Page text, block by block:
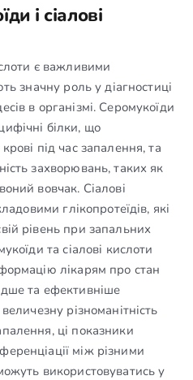
і сіалові
є важливими
значну роль у діагностиці
в організмі. Серомукоїди
білки, що
під час запалення, та
захворювань, таких як
вовчак. Сіалові
глікопротеїдів, які
рівень при запальних
та сіалові кислоти
лікарям про стан
та ефективніше
різноманітність
ці показники
між різними
використовуватись у